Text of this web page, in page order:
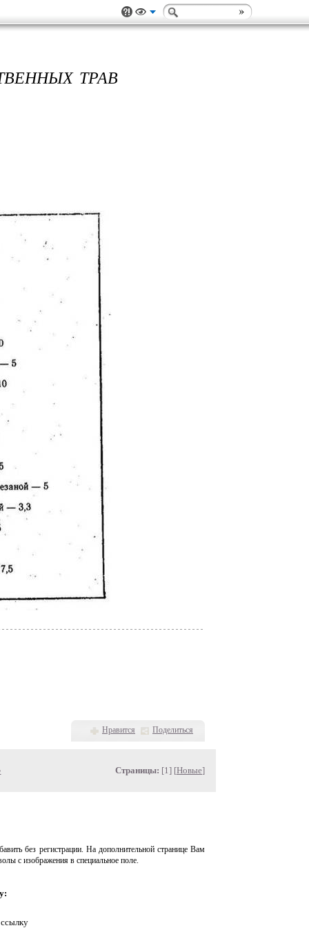
ТРАВ
Нравится Поделиться
Страницы: [1] [Новые]
без регистрации. На дополнительной странице Вам
с изображения в специальное поле.